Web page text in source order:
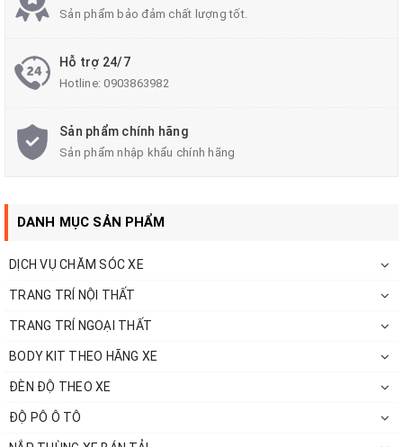
đảm bảo chất lượng tốt nhất.
thiện sản phẩm đẹp nhất.
- Giá cả cạnh tranh tốt nhất khu vực
TP.HCM.
- Sự hài lòng của khách hàng là niềm động
Ngoài ra Anh Thi Auto còn chuyên nghiệp
Sản phẩm bảo đảm chất lượng tốt.
Hỗ trợ 24/7
Hotline:0903863982
Sản phẩm chính hãng
Sản phẩm nhập khẩu chính hãng
DANH MỤC SẢN PHẨM
DỊCH VỤ CHĂM SÓC XE
TRANG TRÍ NỘI THẤT
TRANG TRÍ NGOẠI THẤT
BODY KIT THEO HÃNG XE
ĐÈN ĐỘ THEO XE
ĐỘ PÔ Ô TÔ